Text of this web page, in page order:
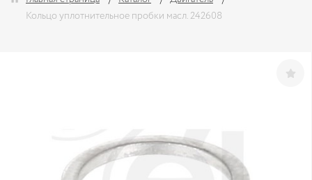
Кольцо уплотнительное пробки масл. 242608